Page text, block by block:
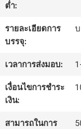
ทัวร์
โรงงาน
ควบคุม
คุณภาพ
ต่ำ:
รายละเอียดการ
บรรจุ:
เวลาการส่งมอบ:
เงื่อนไขการชำระ
เงิน:
สามารถในการ